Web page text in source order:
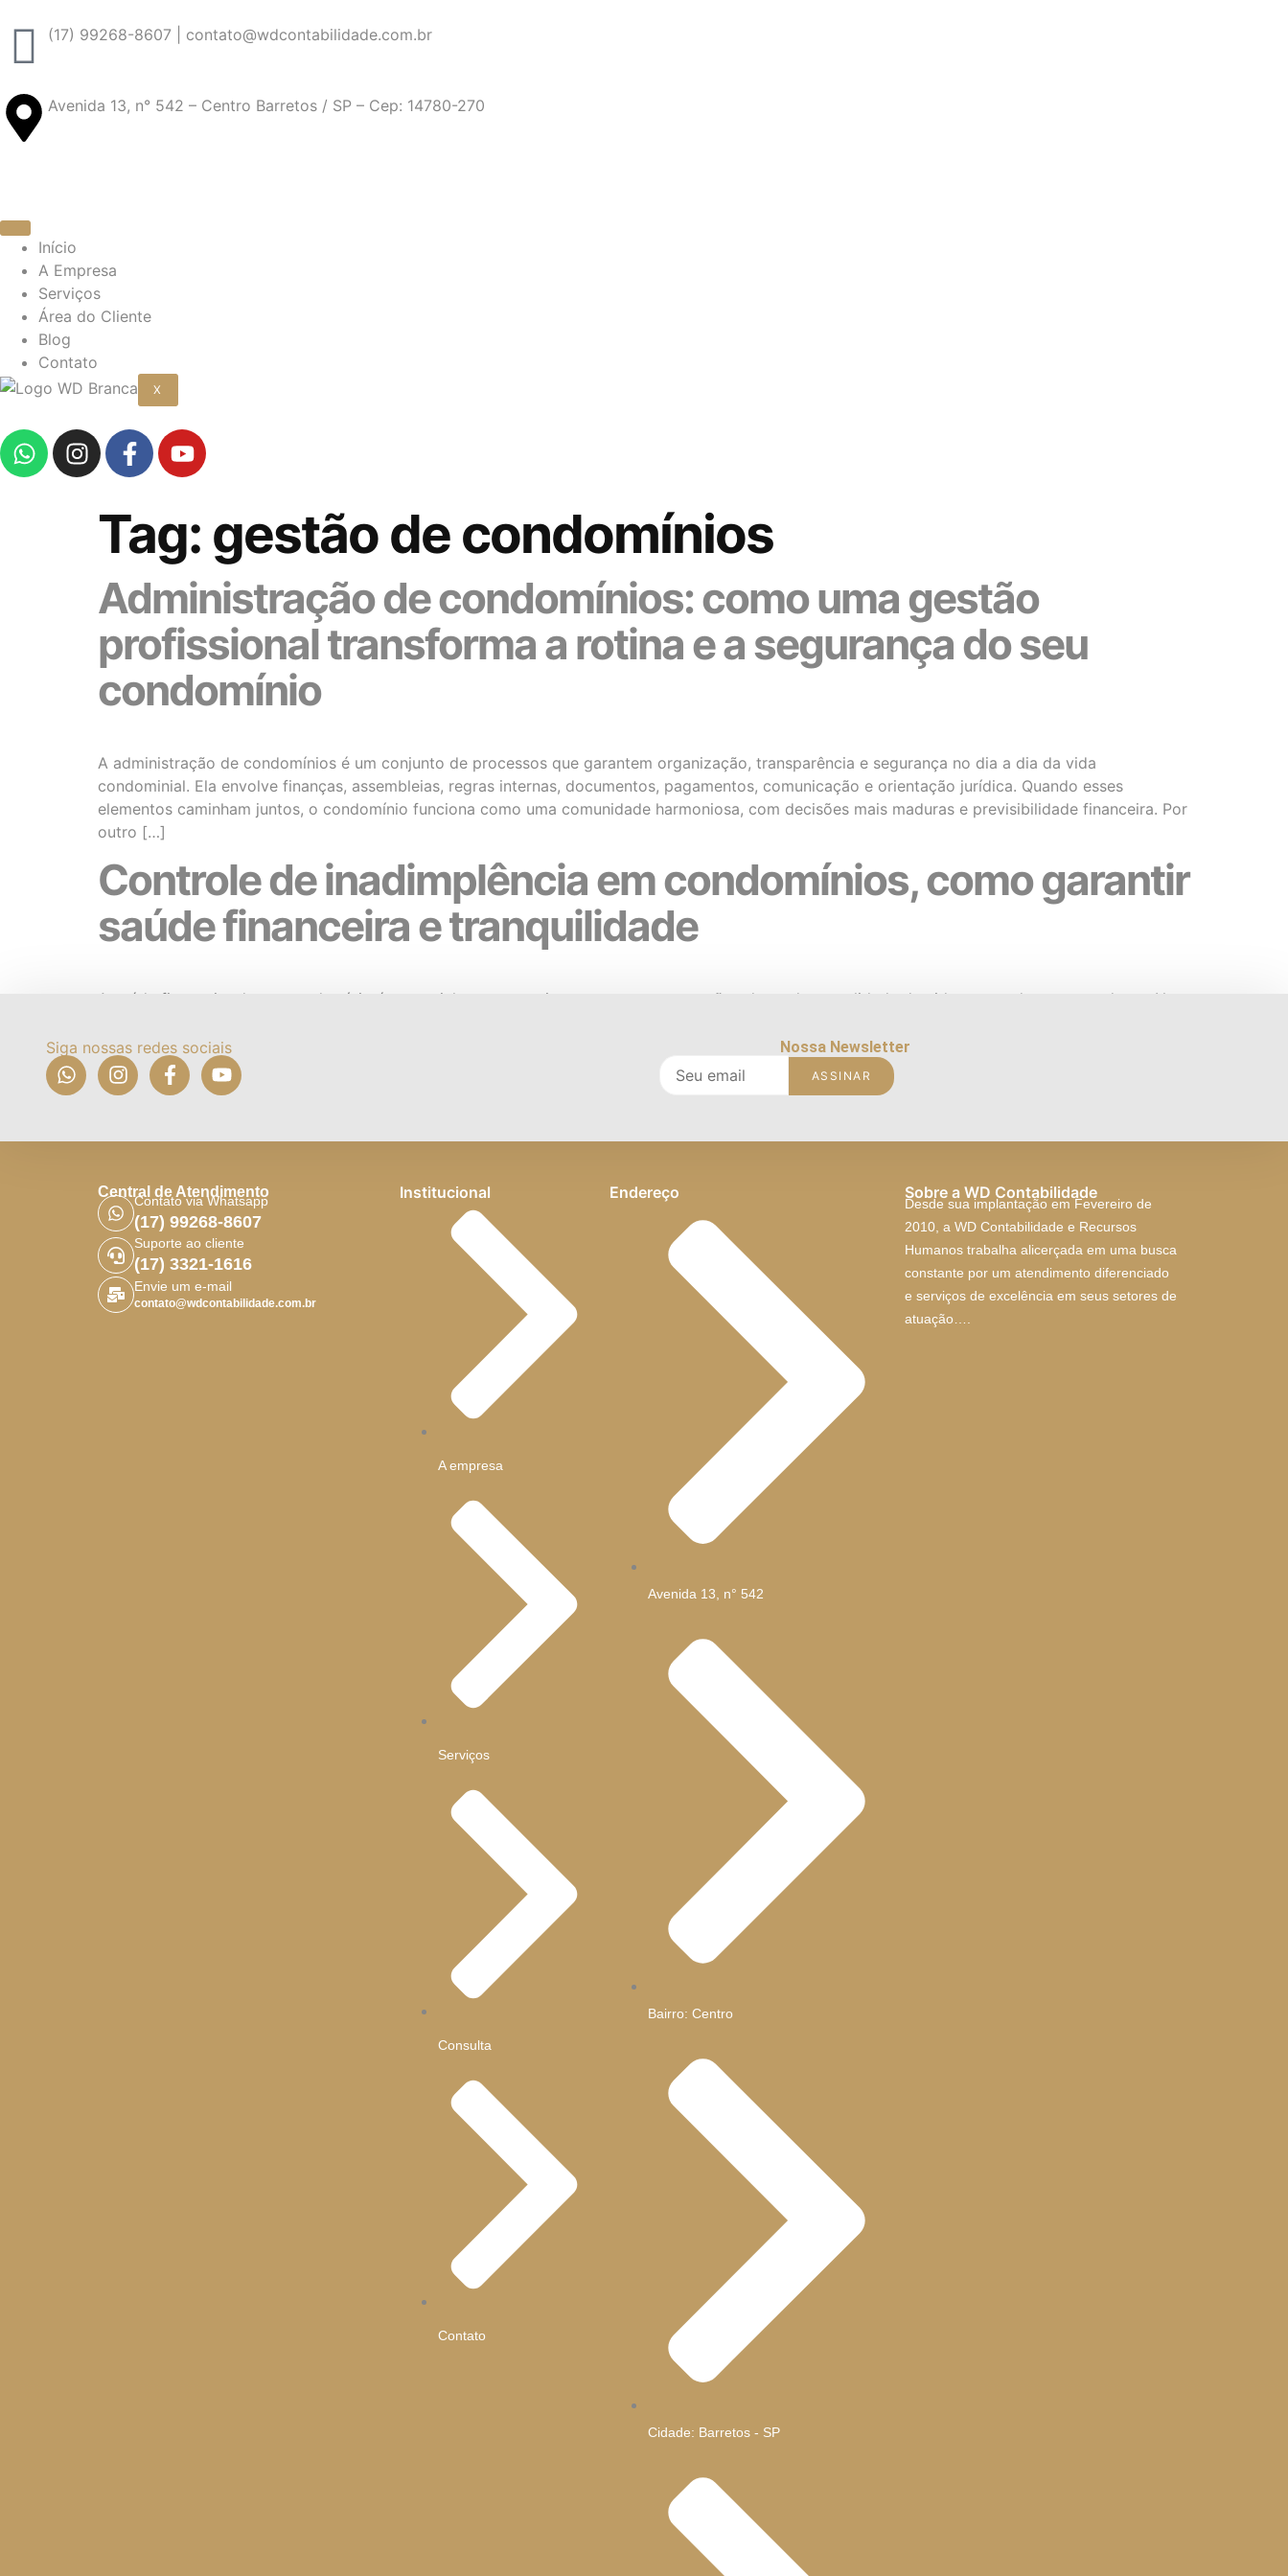
(17) 99268-8607 | contato@wdcontabilidade.com.br
Avenida 13, n° 542 – Centro Barretos / SP – Cep: 14780-270
Início
A Empresa
Serviços
Área do Cliente
Blog
Contato
X
Tag: gestão de condomínios
Administração de condomínios: como uma gestão
profissional transforma a rotina e a segurança do seu
condomínio
A administração de condomínios é um conjunto de processos que garantem organização, transparência e segurança no dia a dia da vida
condominial. Ela envolve finanças, assembleias, regras internas, documentos, pagamentos, comunicação e orientação jurídica. Quando esses
elementos caminham juntos, o condomínio funciona como uma comunidade harmoniosa, com decisões mais maduras e previsibilidade financeira. Por
outro […]
Controle de inadimplência em condomínios, como garantir
saúde financeira e tranquilidade
A saúde financeira de um condomínio é essencial para garantir segurança, manutenção adequada e qualidade de vida para todos os moradores. No
condominial em dia, o orçamento coletivo sofre um impacto imediato. De acordo […]
Siga nossas redes sociais Nossa Newsletter
ASSINAR
Central de Atendimento
Contato via Whatsapp
(17) 99268-8607
Suporte ao cliente
(17) 3321-1616
Envie um e-mail
contato@wdcontabilidade.com.br
Institucional
A empresa
Serviços
Consulta
Contato
Endereço
Avenida 13, n° 542
Bairro: Centro
Cidade: Barretos - SP
Sobre a WD Contabilidade
Desde sua implantação em Fevereiro de
2010, a WD Contabilidade e Recursos
Humanos trabalha alicerçada em uma busca
constante por um atendimento diferenciado
e serviços de excelência em seus setores de
atuação….